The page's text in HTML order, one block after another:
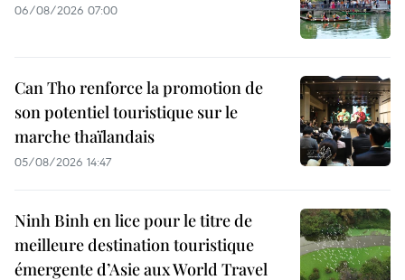
06/08/2026 07:00
Can Tho renforce la promotion de
son potentiel touristique sur le
marche thaïlandais
05/08/2026 14:47
Ninh Binh en lice pour le titre de
meilleure destination touristique
émergente d’Asie aux World Travel